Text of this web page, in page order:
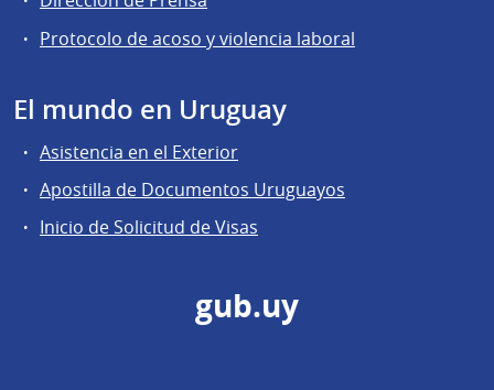
Protocolo de acoso y violencia laboral
El mundo en Uruguay
Asistencia en el Exterior
Apostilla de Documentos Uruguayos
Inicio de Solicitud de Visas
gub.uy